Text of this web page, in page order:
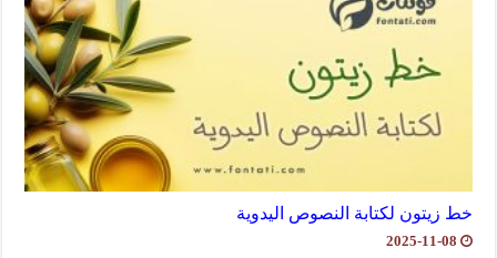
خط زيتون لكتابة النصوص اليدوية
2025-11-08